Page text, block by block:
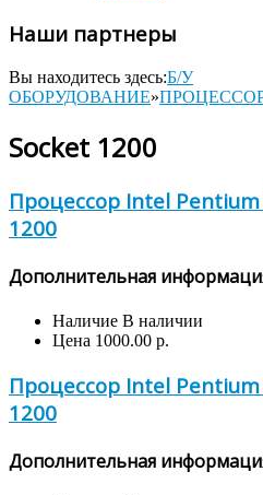
Наши партнеры
Вы находитесь здесь:Б/У
ОБОРУДОВАНИЕ»
Socket 1200
Процессор Intel Pentium
1200
Дополнительная
Наличие В наличии
Цена 1000.00 р.
Процессор Intel Pentium
1200
Дополнительная